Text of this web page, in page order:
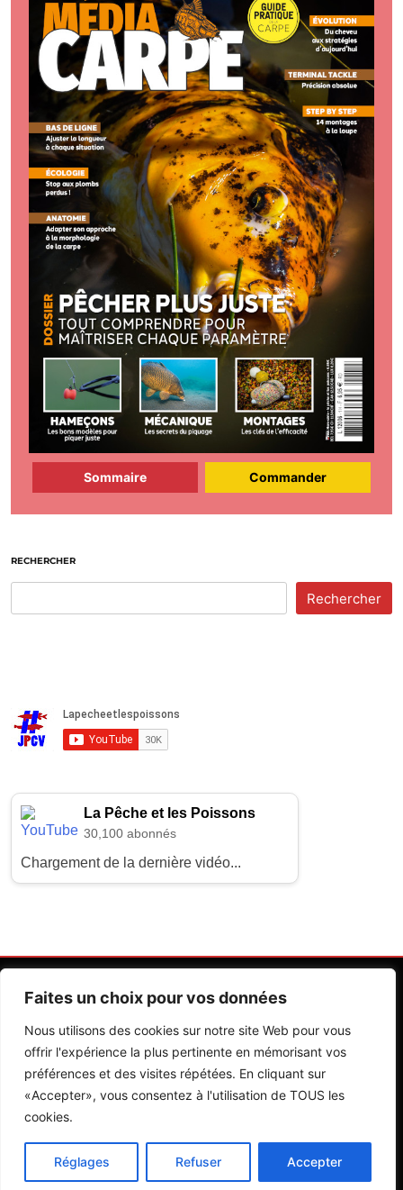
Faites un choix pour vos données
Nous utilisons des cookies sur notre site Web pour vous
offrir l'expérience la plus pertinente en mémorisant vos
préférences et des visites répétées. En cliquant sur
«Accepter», vous consentez à l'utilisation de TOUS les
cookies.
Réglages Refuser Accepter
Sommaire Commander
RECHERCHER
Rechercher
La Pêche et les Poissons
30,100 abonnés
Chargement de la dernière vidéo...
Contactez Nos Rédactions Mentions Légales